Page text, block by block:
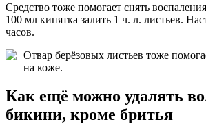
Средство тоже помогает снять
100 мл кипятка залить 1 ч. л. листьев.
часов.
Отвар берёзовых листьев тоже
на коже.
Как ещё можно удалять
бикини, кроме бритья